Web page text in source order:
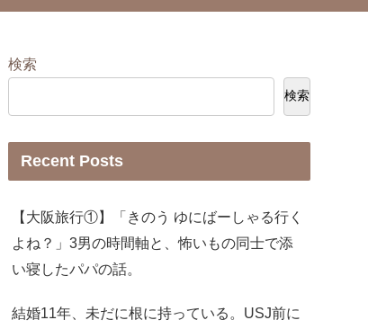
検索
検索
Recent Posts
【大阪旅行①】「きのう ゆにばーしゃる行く
よね？」3男の時間軸と、怖いもの同士で添
い寝したパパの話。
結婚11年、未だに根に持っている。USJ前に